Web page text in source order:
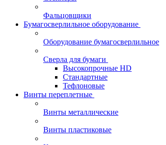
Фальцовщики
Бумагосверлильное оборудование
Оборудование бумагосверлильное
Сверла для бумаги
Высокопрочные HD
Стандартные
Тефлоновые
Винты переплетные
Винты металлические
Винты пластиковые